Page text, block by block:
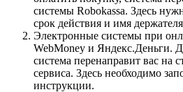
системы Robokassa. Здесь
срок действия и имя
Электронные системы при
WebMoney и Яндекс.Деньги.
система перенаправит вас на
сервиса. Здесь необходимо
инструкции.